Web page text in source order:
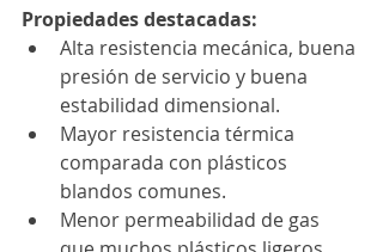
Propiedades destacadas:
Alta resistencia mecánica, buena
presión de servicio y buena
estabilidad dimensional.
Mayor resistencia térmica
comparada con plásticos
blandos comunes.
Menor permeabilidad de gas